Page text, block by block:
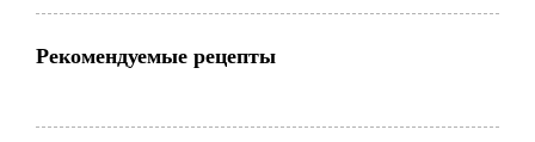
Рекомендуемые рецепты